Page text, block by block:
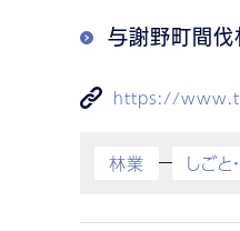
与謝野町間伐
https://
林業 しごと